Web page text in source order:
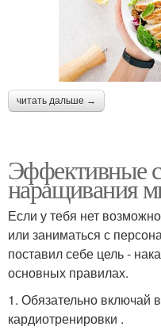
читать дальше →
Эффективные
наращивания
Если у тебя нет
или заниматься с
поставил себе цель -
основных правилах.
1. Обязательно включай
кардиотренировки .